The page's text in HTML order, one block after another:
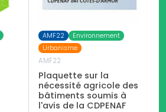
AMF22
Environnement
Urbanisme
AMF22
Plaquette sur la
nécessité agricole des
bâtiments soumis à
l'avis de la CDPENAF